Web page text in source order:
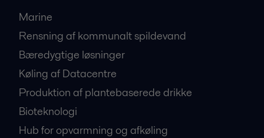
Marine
Rensning af kommunalt spildevand
Bæredygtige løsninger
Køling af Datacentre
Produktion af plantebaserede drikke
Bioteknologi
Hub for opvarmning og afkøling